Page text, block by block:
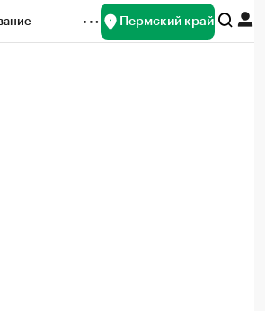
Пермский край